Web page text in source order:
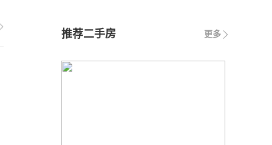
更多
推荐二手房